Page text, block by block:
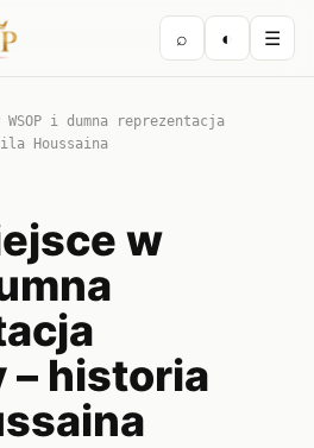
⌕ ◐ ☰
i dumna reprezentacja
Houssaina
w
– historia